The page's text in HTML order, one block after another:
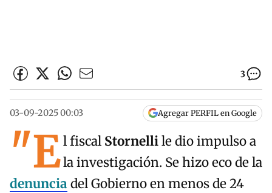
3
03-09-2025 00:03 Agregar PERFIL en Google
"El fiscal Stornellile dio impulso a
la investigación. Se hizo eco de la
denunciadel Gobierno en menos de 24